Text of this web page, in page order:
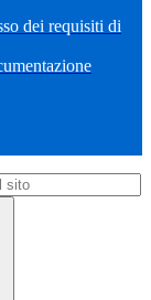
dei requisiti di